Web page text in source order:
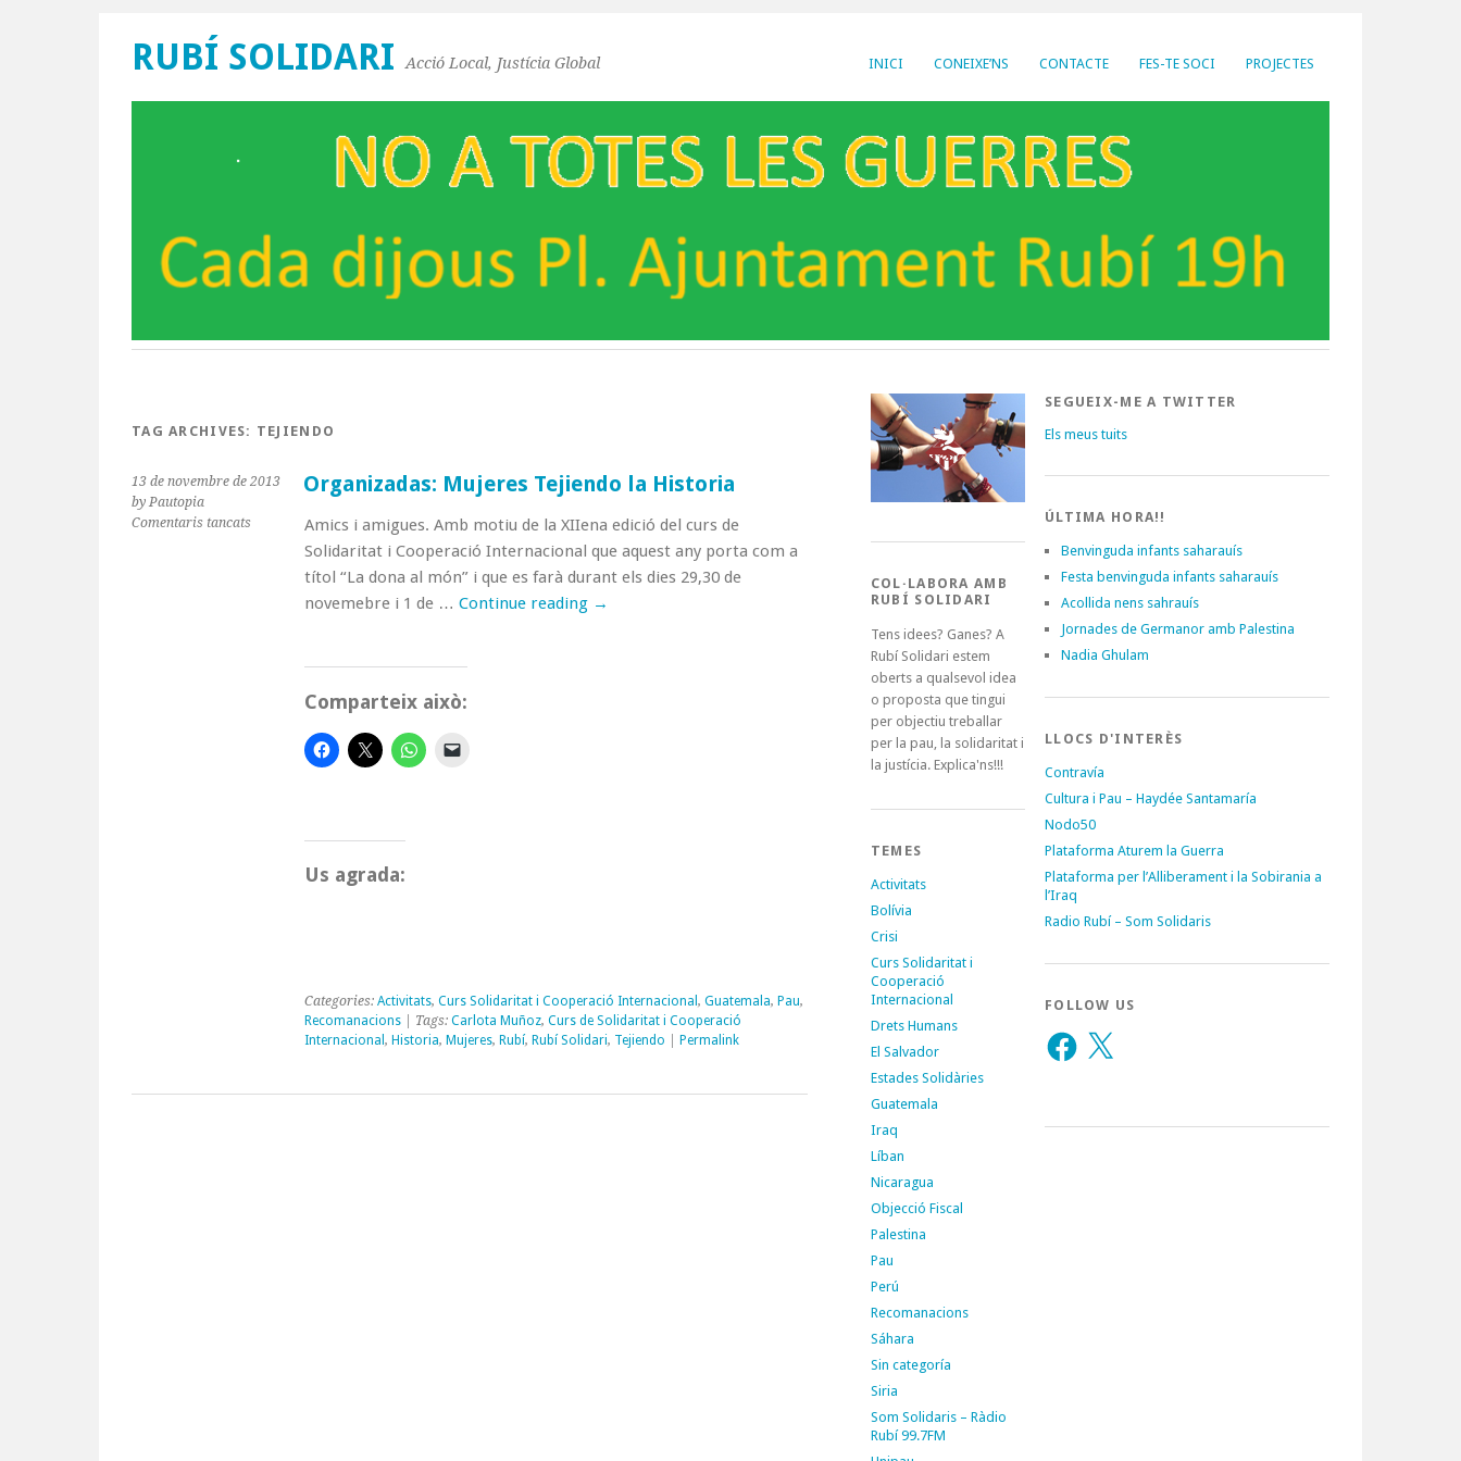
INICI CONEIXE’NS CONTACTE FES-TE SOCI PROJECTES
RUBÍ SOLIDARI Acció Local, Justícia Global
TAG ARCHIVES: TEJIENDO
13 de novembre de 2013
by Pautopia
Comentaris tancatsa
Organizadas:
Organizadas: Mujeres Tejiendo la Historia
Amics i amigues. Amb motiu de la XIIena edició del curs de
Solidaritat i Cooperació Internacional que aquest any porta com a
títol “La dona al món” i que es farà durant els dies 29,30 de
novemebre i 1 de … Continue reading →
Comparteix això:
Us agrada:
Categories: Activitats, Curs Solidaritat i Cooperació Internacional , Guatemala, Pau,
Recomanacions| Tags: Carlota Muñoz, Curs de Solidaritat i Cooperació
Internacional , Historia, Mujeres, Rubí, Rubí Solidari, Tejiendo Permalink
COL·LABORA AMB
RUBÍ SOLIDARI
Tens idees? Ganes? A
Rubí Solidari estem
oberts a qualsevol idea
o proposta que tingui
per objectiu treballar
per la pau, la solidaritat i
la justícia. Explica'ns!!!
TEMES
Activitats
Bolívia
Crisi
Curs Solidaritat i
Cooperació
Internacional
Drets Humans
El Salvador
Estades Solidàries
Guatemala
Iraq
Líban
Nicaragua
Objecció Fiscal
Palestina
Pau
Perú
Recomanacions
Sáhara
Sin categoría
Siria
Som Solidaris – Ràdio
Rubí 99.7FM
SEGUEIX-ME A TWITTER
Els meus tuits
ÚLTIMA HORA!!
Benvinguda infants saharauís
Festa benvinguda infants saharauís
Acollida nens sahrauís
Jornades de Germanor amb Palestina
Nadia Ghulam
LLOCS D'INTERÈS
Contravía
Cultura i Pau – Haydée Santamaría
Nodo50
Plataforma Aturem la Guerra
Plataforma per l’Alliberament i la Sobirania a
l’Iraq
Radio Rubí – Som Solidaris
FOLLOW US
Facebook
X